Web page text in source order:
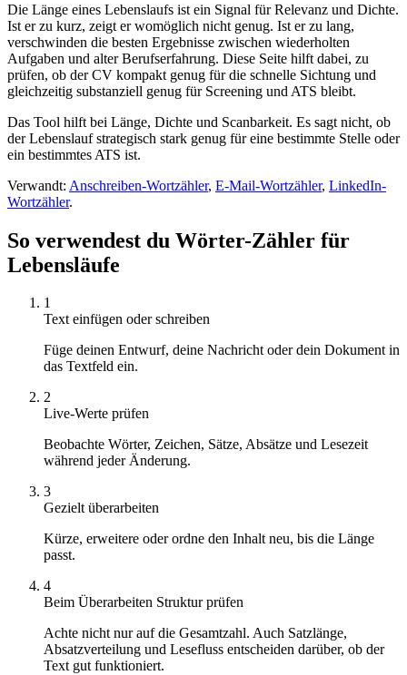
Die Länge eines Lebenslaufs ist ein Signal für Relevanz und Dichte.
Ist er zu kurz, zeigt er womöglich nicht genug. Ist er zu lang,
verschwinden die besten Ergebnisse zwischen wiederholten
Aufgaben und alter Berufserfahrung. Diese Seite hilft dabei, zu
prüfen, ob der CV kompakt genug für die schnelle Sichtung und
gleichzeitig substanziell genug für Screening und ATS bleibt.
Das Tool hilft bei Länge, Dichte und Scanbarkeit. Es sagt nicht, ob
der Lebenslauf strategisch stark genug für eine bestimmte Stelle oder
ein bestimmtes ATS ist.
Verwandt: Anschreiben-Wortzähler, E-Mail-Wortzähler, LinkedIn-
Wortzähler.
So verwendest du Wörter-Zähler für
Lebensläufe
1
Text einfügen oder schreiben
Füge deinen Entwurf, deine Nachricht oder dein Dokument in
das Textfeld ein.
2
Live-Werte prüfen
Beobachte Wörter, Zeichen, Sätze, Absätze und Lesezeit
während jeder Änderung.
3
Gezielt überarbeiten
Kürze, erweitere oder ordne den Inhalt neu, bis die Länge
passt.
4
Beim Überarbeiten Struktur prüfen
Achte nicht nur auf die Gesamtzahl. Auch Satzlänge,
Absatzverteilung und Lesefluss entscheiden darüber, ob der
Text gut funktioniert.